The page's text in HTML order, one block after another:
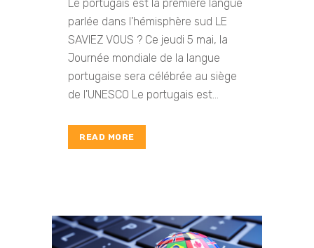
Le portugais est la première langue
parlée dans l'hémisphère sud LE
SAVIEZ VOUS ? Ce jeudi 5 mai, la
Journée mondiale de la langue
portugaise sera célébrée au siège
de l'UNESCO Le portugais est...
READ MORE